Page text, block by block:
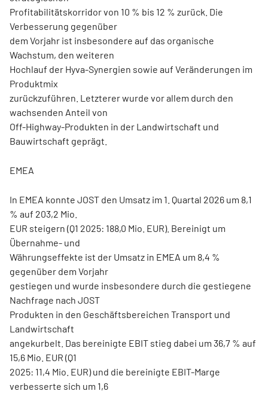
Profitabilitätskorridor von 10 % bis 12 % zurück. Die
Verbesserung gegenüber
dem Vorjahr ist insbesondere auf das organische
Wachstum, den weiteren
Hochlauf der Hyva-Synergien sowie auf Veränderungen im
Produktmix
zurückzuführen. Letzterer wurde vor allem durch den
wachsenden Anteil von
Off-Highway-Produkten in der Landwirtschaft und
Bauwirtschaft geprägt.
EMEA
In EMEA konnte JOST den Umsatz im 1. Quartal 2026 um 8,1
% auf 203,2 Mio.
EUR steigern (Q1 2025: 188,0 Mio. EUR). Bereinigt um
Übernahme- und
Währungseffekte ist der Umsatz in EMEA um 8,4 %
gegenüber dem Vorjahr
gestiegen und wurde insbesondere durch die gestiegene
Nachfrage nach JOST
Produkten in den Geschäftsbereichen Transport und
Landwirtschaft
angekurbelt. Das bereinigte EBIT stieg dabei um 36,7 % auf
15,6 Mio. EUR (Q1
2025: 11,4 Mio. EUR) und die bereinigte EBIT-Marge
verbesserte sich um 1,6